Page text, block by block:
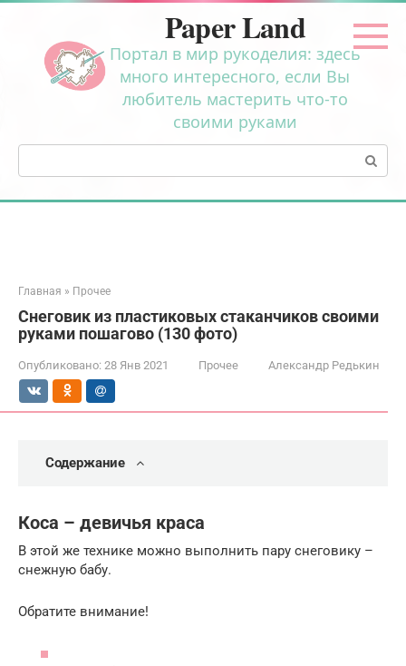
Перейти
контенту
Paper Land
Портал в мир рукоделия: здесь
много интересного, если Вы
любитель мастерить что-то
своими руками
Поиск:
Главная » Прочее
Снеговик из пластиковых стаканчиков своими
руками пошагово (130 фото)
Опубликовано: 28 Янв 2021 Прочее Александр Редькин
Содержание
Коса – девичья краса
В этой же технике можно выполнить пару снеговику –
снежную бабу.
Обратите внимание!